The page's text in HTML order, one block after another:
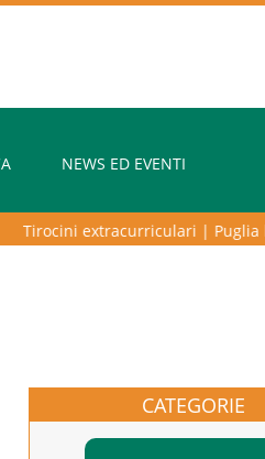
NEWS ED EVENTI
Tirocini extracurriculari|Puglia
CATEGORIE